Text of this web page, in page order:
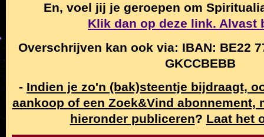
En, voel jij je geroepen om
Klik dan op deze link. Alvast
Overschrijven kan ook via: IBAN: BE22
GKCCBEBB
- Indien je zo'n (bak)steentje bijdraagt,
aankoop of een Zoek&Vind abonnement,
hieronder publiceren? Laat het